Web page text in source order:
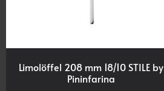
Limolöffel 208 mm 18/10 STILE by
Pininfarina